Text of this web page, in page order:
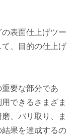
表面仕上げツー
、目的の仕上げ
要な部分であ
できるさまざま
、バリ取り、ま
果を達成するの